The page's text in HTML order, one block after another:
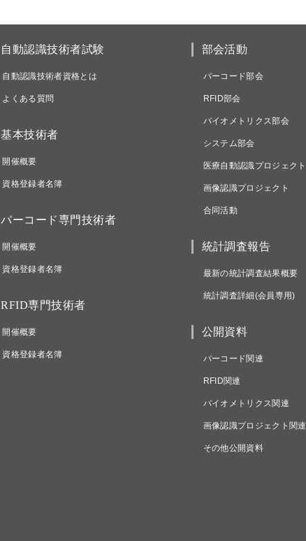
自動認識技術者試験
自動認識技術者資格とは
よくある質問
基本技術者
開催概要
資格登録者名簿
バーコード専門技術者
開催概要
資格登録者名簿
RFID専門技術者
開催概要
資格登録者名簿
部会活動
バーコード部会
RFID部会
バイオメトリクス部会
システム部会
医療自動認識プロジェクト
画像認識プロジェクト
合同活動
統計調査報告
最新の統計調査結果概要
統計調査詳細(会員専用)
公開資料
バーコード関連
RFID関連
バイオメトリクス関連
画像認識プロジェクト関連
その他公開資料